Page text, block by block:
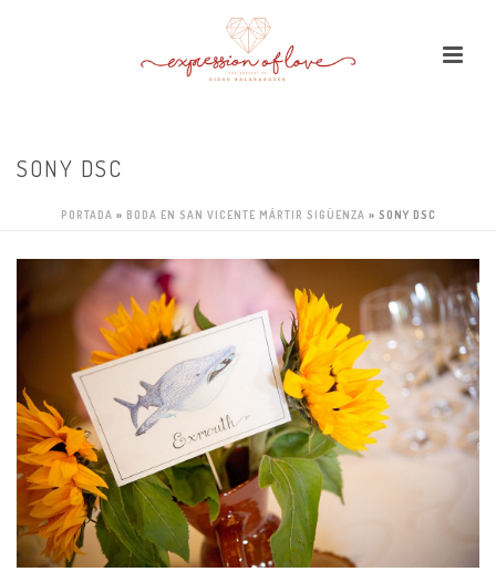
SONY DSC
PORTADA » BODA EN SAN VICENTE MÁRTIR SIGÜENZA » SONY DSC